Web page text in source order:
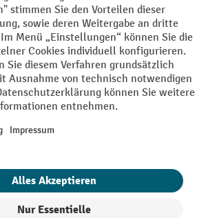
Datenschutz
Privacy Settings
Mehrwertsteuer zzgl.Versandkostenund ggf.
wenn nicht anders angegeben.
der Vorrat reicht. Der Rabatt gilt nicht auf
möglich. | ² Der Rabatt wird einmalig bei
des Rabatts variiert je nach
bis zu 10 % (10 % auf Lager, Umwelt,
Ausgenommen sind Elektro-Hubwagen,